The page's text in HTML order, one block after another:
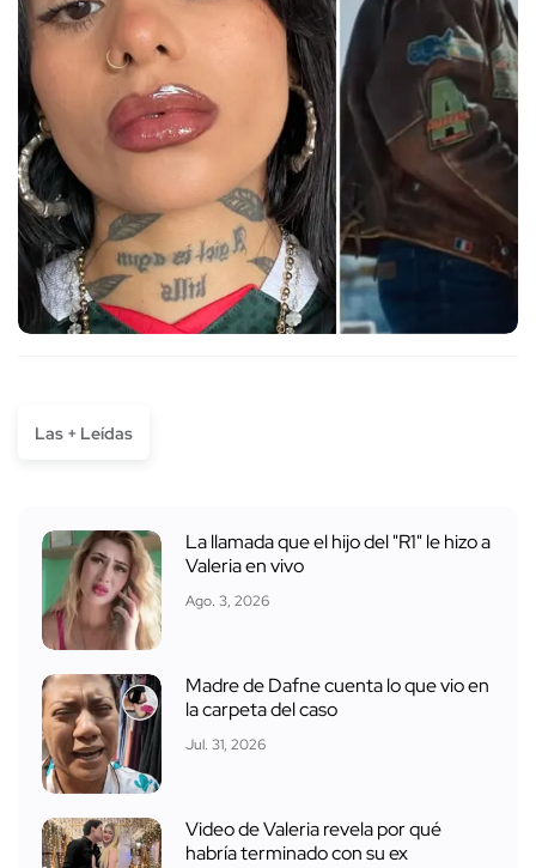
Las + Leídas
La llamada que el hijo del "R1" le hizo a
Valeria en vivo
Ago. 3, 2026
Madre de Dafne cuenta lo que vio en
la carpeta del caso
Jul. 31, 2026
Video de Valeria revela por qué
habría terminado con su ex